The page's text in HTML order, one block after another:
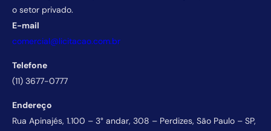
o setor privado.
E-mail
comercial@licitacao.com.br
Telefone
(11) 3677-0777
Endereço
Rua Apinajés, 1.100 – 3° andar, 308 – Perdizes, São Paulo – SP,